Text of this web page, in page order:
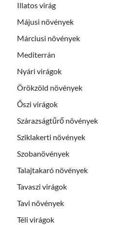
Illatos virág
Májusi növények
Márciusi növények
Mediterrán
Nyári virágok
Örökzöld növények
Őszi virágok
Szárazságtűrő növények
Sziklakerti növények
Szobanövények
Talajtakaró növények
Tavaszi virágok
Tavi növények
Téli virágok